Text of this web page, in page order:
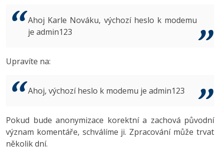
ASP.NET MVC
Best practices
MS-SQL
3D grafik
Copywriter
WordPress specialista
VB.NET
Algoritmy -41%
Umělá inteligence (AI) -10%
Copywriting
Windows
Inkscape
Fórum
Ahoj Karle Nováku, výchozí heslo k modemu
je admin123
Upravíte na:
Ahoj, výchozí heslo k modemu je admin123
Pokud bude anonymizace korektní a zachová původní
význam komentáře, schválíme ji. Zpracování může trvat
několik dní.